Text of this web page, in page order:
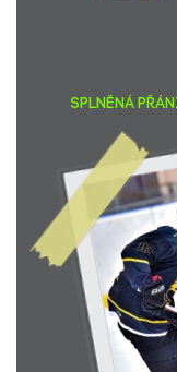
Žaneta Hendrychová
SPLNĚNÁ